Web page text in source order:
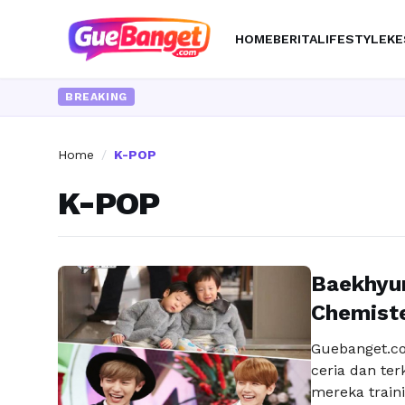
HOMEBERITALIFESTYLE
BREAKING
Home / K-POP
K-POP
ceria dan
mereka